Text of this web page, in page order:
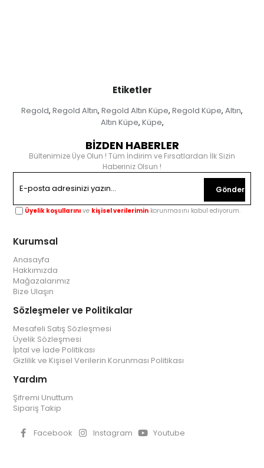
Etiketler
Regold, Regold Altın, Regold Altın Küpe, Regold Küpe, Altın,
Altın Küpe, Küpe,
BİZDEN HABERLER
Bültenimize Üye Olun ! Tüm İndirim ve Fırsatlardan İlk Sizin
Haberiniz Olsun !
Gönder
Üyelik koşullarını ve kişisel verilerimin korunmasını kabul ediyorum.
Kurumsal
Anasayfa
Hakkımızda
Mağazalarımız
Bize Ulaşın
Sözleşmeler ve Politikalar
Mesafeli Satış Sözleşmesi
Üyelik Sözleşmesi
İptal ve İade Politikası
Gizlilik ve Kişisel Verilerin Korunması Politikası
Yardım
Şifremi Unuttum
Sipariş Takip
Facebook Instagram Youtube